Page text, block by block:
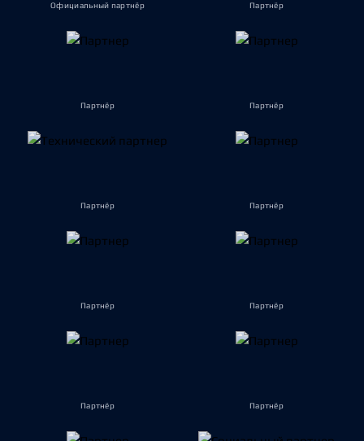
Официальный партнёр Партнёр
Партнёр Партнёр
Партнёр Партнёр
Партнёр Партнёр
Партнёр Партнёр